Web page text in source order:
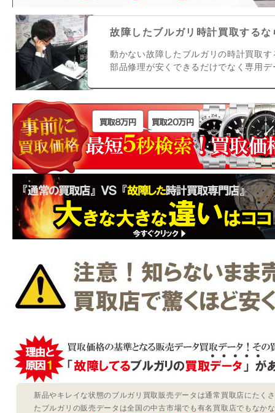
故障したブルガリ時計買取する
動かない故障したブルガリの時計買取
部品修理が安くできるだけでなく専用
新品やキレイな状態のブルガリ買取販売データは通常買取店にたく
たブルガリの販売データは全国の中古市場でも有名買取店でもなか